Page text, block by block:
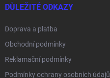
DŮLEŽITÉ ODKAZY
Doprava a platba
Obchodní podmínky
Reklamační podmínky
Podmínky ochrany osobních údajů